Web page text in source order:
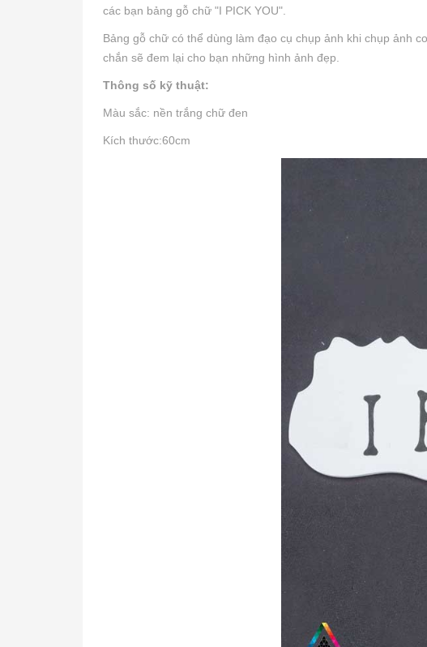
các bạn bảng gỗ chữ "I PICK YOU".
Bảng gỗ chữ có thể dùng làm đạo cụ chụp ảnh khi chụp ảnh
chắn sẽ đem lại cho bạn những hình ảnh đẹp.
Thông số kỹ thuật:
Màu sắc: nền trắng chữ đen
Kích thước:60cm